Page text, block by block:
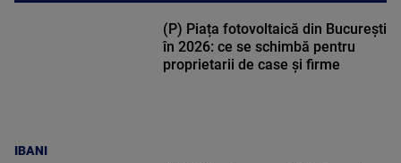
IBANI
(P) Piața fotovoltaică din București
în 2026: ce se schimbă pentru
proprietarii de case și firme